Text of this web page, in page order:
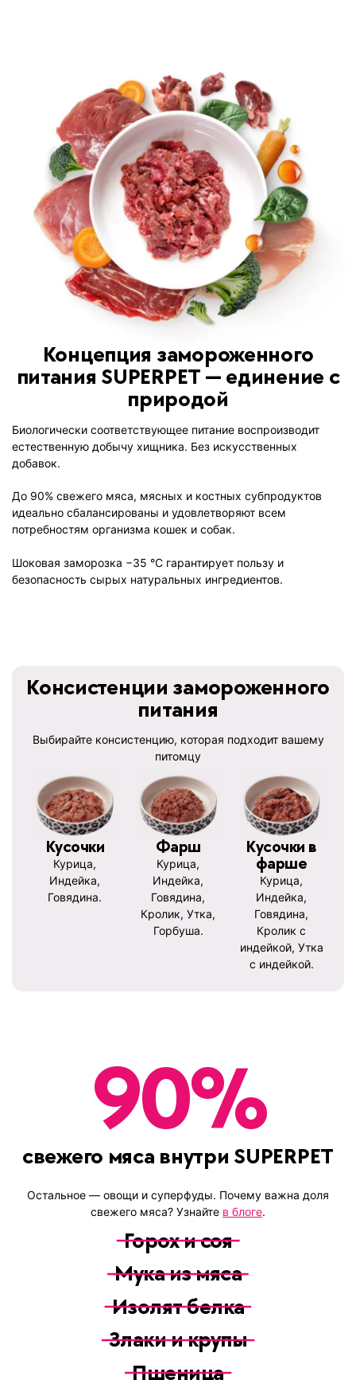
Концепция замороженного
питания SUPERPET — единение с
природой
Биологически соответствующее питание воспроизводит
естественную добычу хищника. Без искусственных
добавок.
До 90% свежего мяса, мясных и костных субпродуктов
идеально сбалансированы и удовлетворяют всем
потребностям организма кошек и собак.
Шоковая заморозка −35 °C гарантирует пользу и
безопасность сырых натуральных ингредиентов.
Консистенции замороженного
питания
Выбирайте консистенцию, которая подходит вашему
питомцу
Кусочки
Курица,
Индейка,
Говядина.
Фарш
Курица,
Индейка,
Говядина,
Кролик, Утка,
Горбуша.
Кусочки в
фарше
Курица,
Индейка,
Говядина,
Кролик с
индейкой, Утка
с индейкой.
90%
свежего мяса внутри SUPERPET
Остальное — овощи и суперфуды. Почему важна доля
свежего мяса? Узнайте в блоге.
Горох и соя
Мука из мяса
Изолят белка
Злаки и крупы
Пшеница